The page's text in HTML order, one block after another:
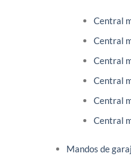
Central
Central
Central
Central
Central
Central
Mandos de